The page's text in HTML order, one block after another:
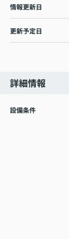
情報更新日
更新予定日
詳細情報
設備条件